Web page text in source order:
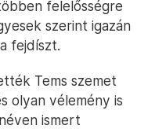
felelősségre
szerint igazán
fejdíszt.
Tems szemet
olyan vélemény is
ismert